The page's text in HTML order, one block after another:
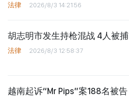
法律 2026/8/3 14:21:56
胡志明市发生持枪混战 4人被捕
法律 2026/8/3 12:58:37
越南起诉“Mr Pips”案188名被告